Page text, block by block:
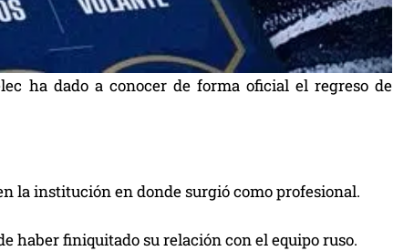
ha dado a conocer de forma oficial el regreso de
la institución en donde surgió como profesional.
haber finiquitado su relación con el equipo ruso.